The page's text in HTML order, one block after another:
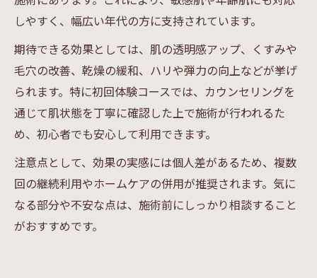
しやすく、幅広い年代の方に支持されています。
期待できる効果としては、肌の透明感アップ、くすみや
毛穴の改善、乾燥の緩和、ハリや弾力の向上などが挙げ
られます。特に初回体験コースでは、カウンセリングを
通じて肌状態を丁寧に確認した上で施術が行われるた
め、初心者でも安心して利用できます。
注意点として、効果の実感には個人差があるため、複数
回の継続利用やホームケアの併用が推奨されます。気に
なる部分や不安な点は、施術前にしっかり相談すること
がおすすめです。